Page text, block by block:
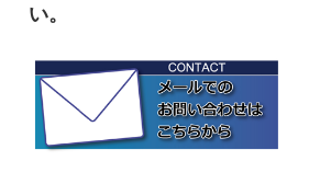
い。